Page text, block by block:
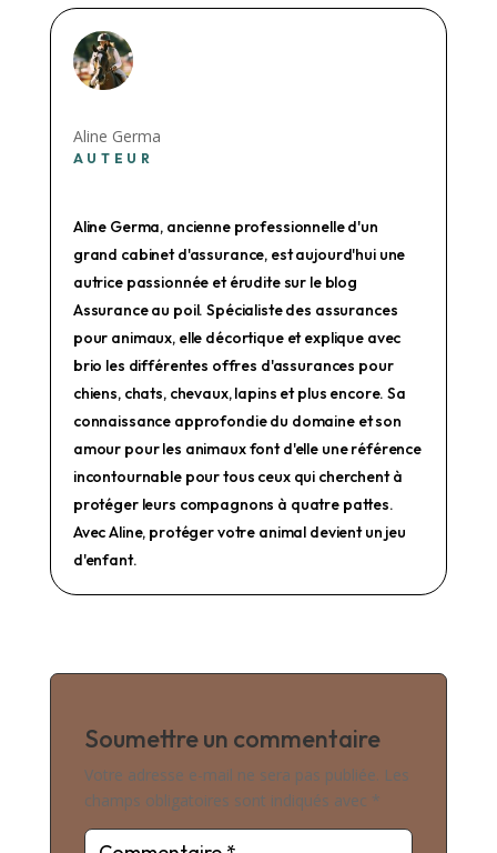
Aline Germa
AUTEUR
Aline Germa, ancienne professionnelle d'un
grand cabinet d'assurance, est aujourd'hui une
autrice passionnée et érudite sur le blog
Assurance au poil. Spécialiste des assurances
pour animaux, elle décortique et explique avec
brio les différentes offres d'assurances pour
chiens, chats, chevaux, lapins et plus encore. Sa
connaissance approfondie du domaine et son
amour pour les animaux font d'elle une référence
incontournable pour tous ceux qui cherchent à
protéger leurs compagnons à quatre pattes.
Avec Aline, protéger votre animal devient un jeu
d'enfant.
Soumettre un commentaire
Votre adresse e-mail ne sera pas publiée. Les
champs obligatoires sont indiqués avec *